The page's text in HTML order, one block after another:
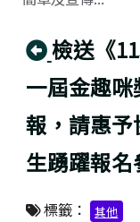
回上頁
檢送《
一屆金趣
報，請惠
生踴躍報
標籤： 其他